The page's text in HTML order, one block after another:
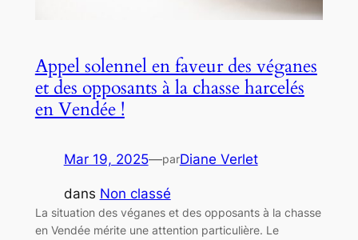
Appel solennel en faveur des véganes
et des opposants à la chasse harcelés
en Vendée !
Mar 19, 2025—parDiane Verlet
dans Non classé
La situation des véganes et des opposants à la chasse
en Vendée mérite une attention particulière. Le